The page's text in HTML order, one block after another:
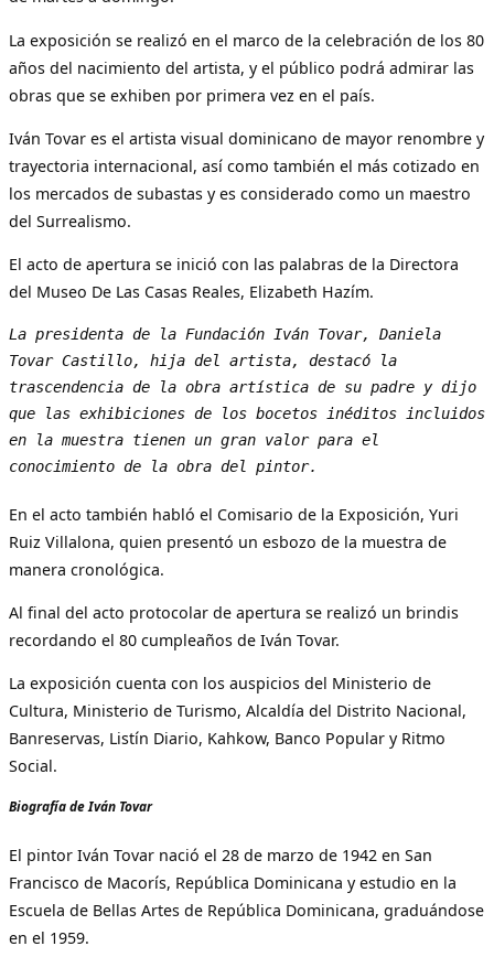
La exposición se realizó en el marco de la celebración de los 80
años del nacimiento del artista, y el público podrá admirar las
obras que se exhiben por primera vez en el país.
Iván Tovar es el artista visual dominicano de mayor renombre y
trayectoria internacional, así como también el más cotizado en
los mercados de subastas y es considerado como un maestro
del Surrealismo.
El acto de apertura se inició con las palabras de la Directora
del Museo De Las Casas Reales, Elizabeth Hazím.
La presidenta de la Fundación Iván Tovar, Daniela
Tovar Castillo, hija del artista, destacó la
trascendencia de la obra artística de su padre y dijo
que las exhibiciones de los bocetos inéditos incluidos
en la muestra tienen un gran valor para el
conocimiento de la obra del pintor.
En el acto también habló el Comisario de la Exposición, Yuri
Ruiz Villalona, quien presentó un esbozo de la muestra de
manera cronológica.
Al final del acto protocolar de apertura se realizó un brindis
recordando el 80 cumpleaños de Iván Tovar.
La exposición cuenta con los auspicios del Ministerio de
Cultura, Ministerio de Turismo, Alcaldía del Distrito Nacional,
Banreservas, Listín Diario, Kahkow, Banco Popular y Ritmo
Social.
Biografía de Iván Tovar
El pintor Iván Tovar nació el 28 de marzo de 1942 en San
Francisco de Macorís, República Dominicana y estudio en la
Escuela de Bellas Artes de República Dominicana, graduándose
en el 1959.